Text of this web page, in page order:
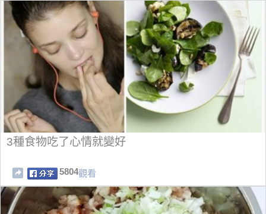
3種食物吃了心情就變好
5804觀看